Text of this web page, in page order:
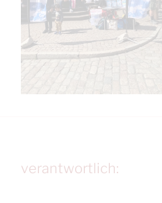
verantwortlich: